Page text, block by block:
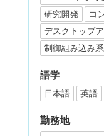
研究開発
コ
デスクトップ
制御組み込み
語学
日本語 英語
勤務地